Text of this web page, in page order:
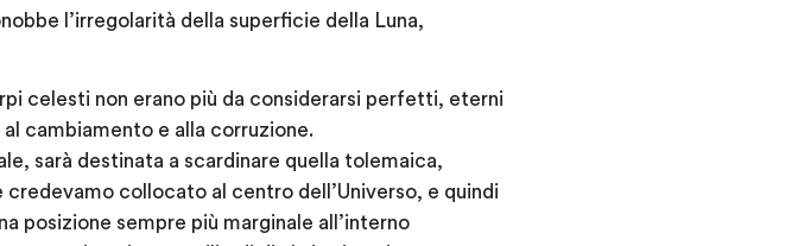
l’irregolarità della superficie della Luna,
celesti non erano più da considerarsi perfetti, eterni
cambiamento e alla corruzione.
sarà destinata a scardinare quella tolemaica,
collocato al centro dell’Universo, e quindi
posizione sempre più marginale all’interno